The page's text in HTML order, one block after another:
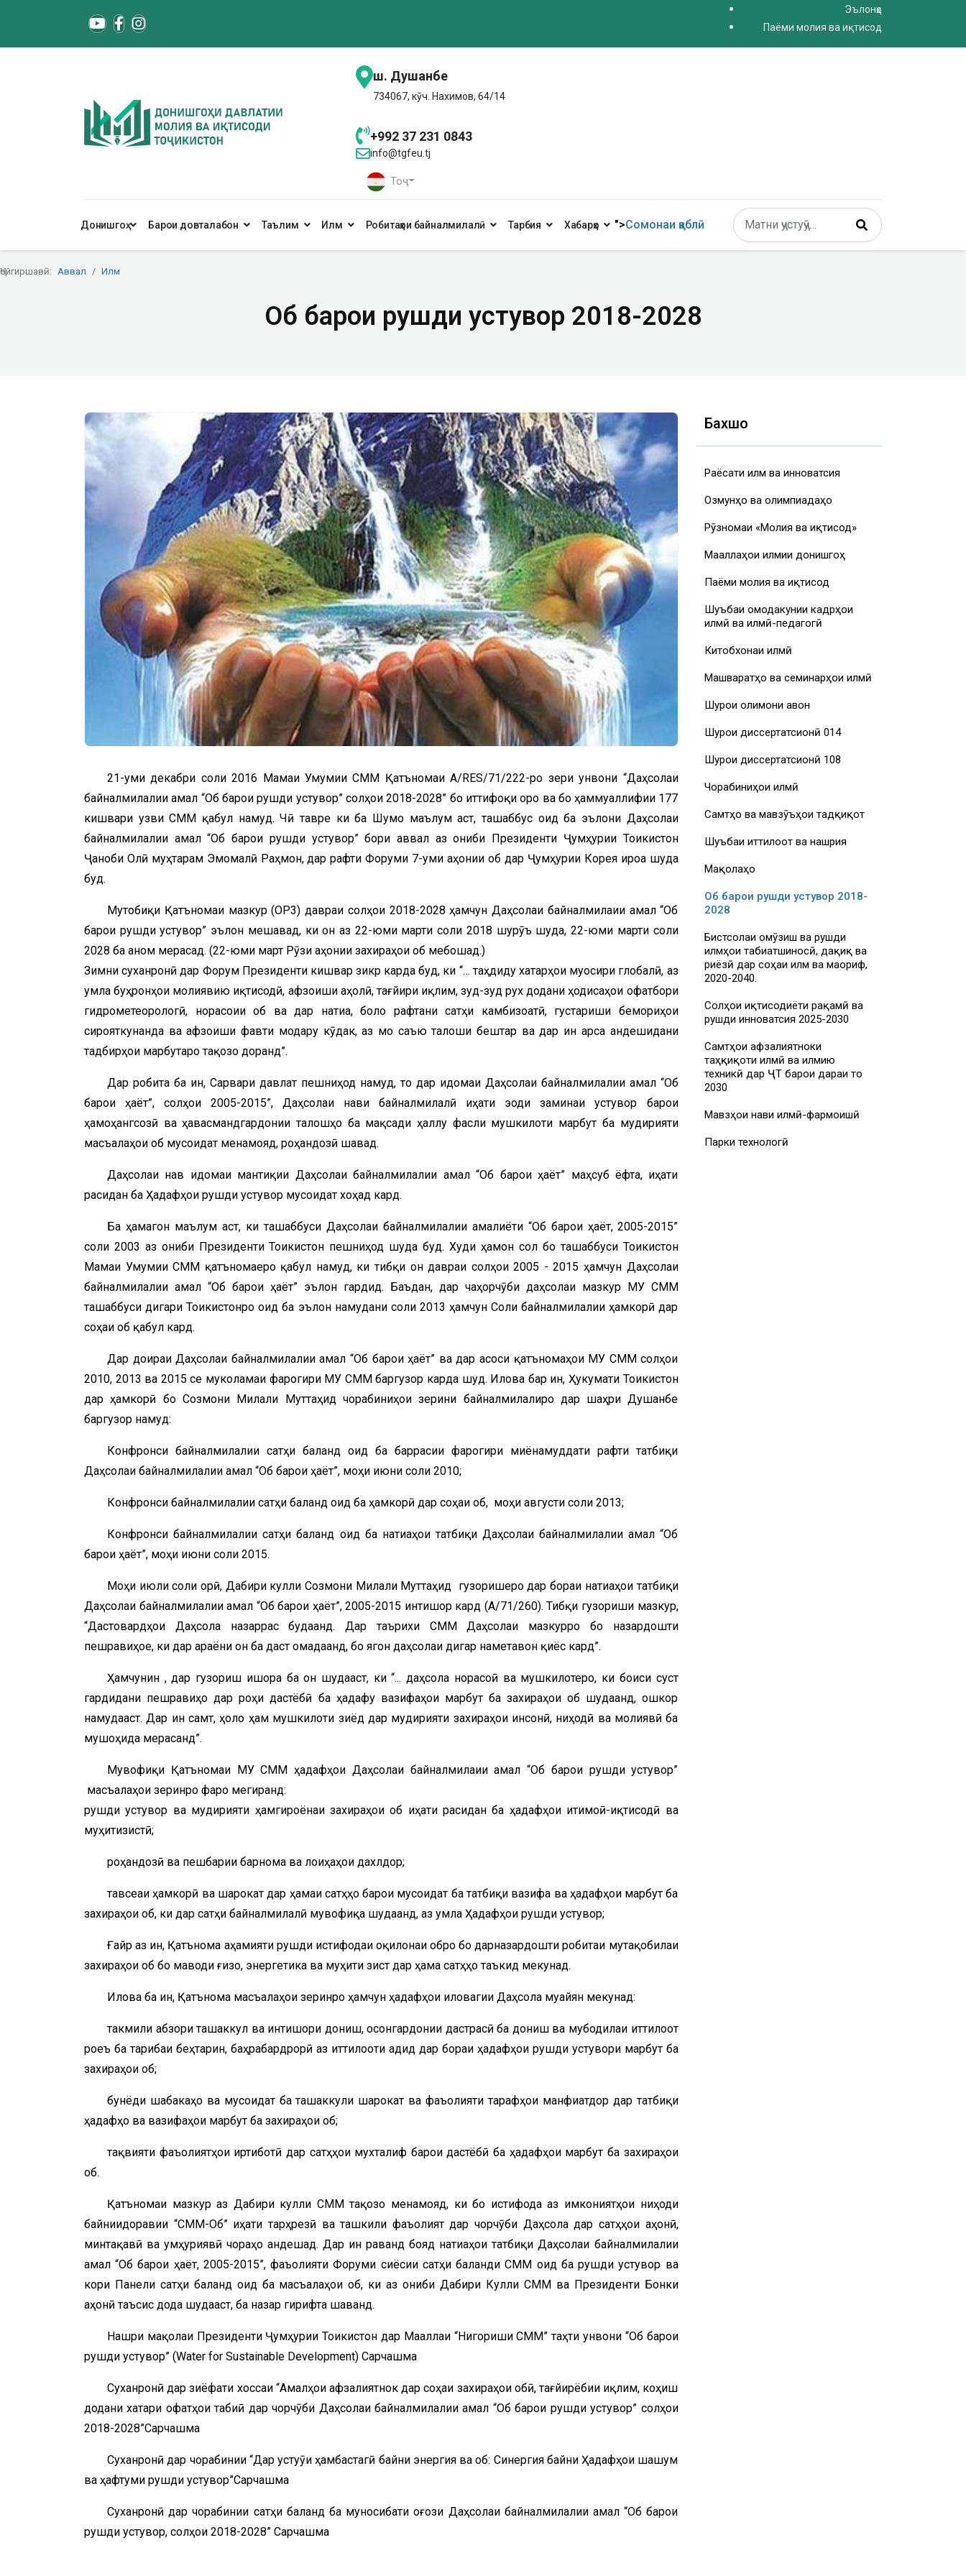
Эълонҳо
Паёми молия ва иқтисод
ш. Душанбе
734067, кӯч. Нахимов, 64/14
+992 37 231 0843
info@tgfeu.tj
Тоҷ
Донишгоҳ Барои довталабон Таълим Илм Робитаҳои байналмилалӣ Тарбия Хабарҳо ">Сомонаи қаблӣ
Поиск
Type 2 or more characters for results.
Ҷойгиршавӣ: Аввал Илм
Об барои рушди устувор 2018-2028
21-уми декабри соли 2016 Маҷмаи Умумии СММ Қатъномаи A/RES/71/222-ро зери унвони “Даҳсолаи
байналмилалии амал “Об барои рушди устувор” солҳои 2018-2028” бо иттифоқи оро ва бо ҳаммуаллифии 177
кишвари узви СММ қабул намуд. Чӣ тавре ки ба Шумо маълум аст, ташаббус оид ба эълони Даҳсолаи
байналмилалии амал “Об барои рушди устувор” бори аввал аз ҷониби Президенти Ҷумҳурии Тоҷикистон
Ҷаноби Олӣ муҳтарам Эмомалӣ Раҳмон, дар рафти Форуми 7-уми ҷаҳонии об дар Ҷумҳурии Корея ироа шуда
буд.
Мутобиқи Қатъномаи мазкур (ОР3) давраи солҳои 2018-2028 ҳамчун Даҳсолаи байналмилаии амал “Об
барои рушди устувор” эълон мешавад, ки он аз 22-юми марти соли 2018 шурӯъ шуда, 22-юми марти соли
2028 ба анҷом мерасад. (22-юми март Рӯзи ҷаҳонии захираҳои об мебошад.)
Зимни суханронӣ дар Форум Президенти кишвар зикр карда буд, ки “… таҳдиду хатарҳои муосири глобалӣ, аз
ҷумла буҳронҳои молиявию иқтисодӣ, афзоиши аҳолӣ, тағйири иқлим, зуд-зуд рух додани ҳодисаҳои офатбори
гидрометеорологӣ, норасоии об ва дар натиҷа, боло рафтани сатҳи камбизоатӣ, густариши бемориҳои
сирояткунанда ва афзоиши фавти модару кӯдак, аз мо саъю талоши бештар ва дар ин арса андешидани
тадбирҳои марбутаро тақозо доранд”.
Дар робита ба ин, Сарвари давлат пешниҳод намуд, то дар идомаи Даҳсолаи байналмилалии амал “Об
барои ҳаёт”, солҳои 2005-2015”, Даҳсолаи нави байналмилалӣ ҷиҳати эҷоди заминаи устувор барои
ҳамоҳангсозӣ ва ҳавасмандгардонии талошҳо ба мақсади ҳаллу фасли мушкилоти марбут ба мудирияти
масъалаҳои об мусоидат менамояд, роҳандозӣ шавад.
Даҳсолаи нав идомаи мантиқии Даҳсолаи байналмилалии амал “Об барои ҳаёт” маҳсуб ёфта, ҷиҳати
расидан ба Ҳадафҳои рушди устувор мусоидат хоҳад кард.
Ба ҳамагон маълум аст, ки ташаббуси Даҳсолаи байналмилалии амалиёти “Об барои ҳаёт, 2005-2015”
соли 2003 аз ҷониби Президенти Тоҷикистон пешниҳод шуда буд. Худи ҳамон сол бо ташаббуси Тоҷикистон
Маҷмаи Умумии СММ қатъномаеро қабул намуд, ки тибқи он давраи солҳои 2005 - 2015 ҳамчун Даҳсолаи
байналмилалии амал “Об барои ҳаёт” эълон гардид. Баъдан, дар чаҳорчӯби даҳсолаи мазкур МУ СММ
ташаббуси дигари Тоҷикистонро оид ба эълон намудани соли 2013 ҳамчун Соли байналмилалии ҳамкорӣ дар
соҳаи об қабул кард.
Дар доираи Даҳсолаи байналмилалии амал “Об барои ҳаёт” ва дар асоси қатъномаҳои МУ СММ солҳои
2010, 2013 ва 2015 се муколамаи фарогири МУ СММ баргузор карда шуд. Илова бар ин, Ҳукумати Тоҷикистон
дар ҳамкорӣ бо Созмони Милали Муттаҳид чорабиниҳои зерини байналмилалиро дар шаҳри Душанбе
баргузор намуд:
Конфронси байналмилалии сатҳи баланд оид ба баррасии фарогири миёнамуддати рафти татбиқи
Даҳсолаи байналмилалии амал “Об барои ҳаёт”, моҳи июни соли 2010;
Конфронси байналмилалии сатҳи баланд оид ба ҳамкорӣ дар соҳаи об, моҳи августи соли 2013;
Конфронси байналмилалии сатҳи баланд оид ба натиҷаҳои татбиқи Даҳсолаи байналмилалии амал “Об
барои ҳаёт”, моҳи июни соли 2015.
Моҳи июли соли ҷорӣ, Дабири кулли Созмони Милали Муттаҳид гузоришеро дар бораи натиҷаҳои татбиқи
Даҳсолаи байналмилалии амал “Об барои ҳаёт”, 2005-2015 интишор кард (A/71/260). Тибқи гузориши мазкур,
“Дастовардҳои Даҳсола назаррас будаанд. Дар таърихи СММ Даҳсолаи мазкурро бо назардошти
пешравиҳое, ки дар ҷараёни он ба даст омадаанд, бо ягон даҳсолаи дигар наметавон қиёс кард”.
Ҳамчунин , дар гузориш ишора ба он шудааст, ки “... даҳсола норасоӣ ва мушкилотеро, ки боиси суст
гардидани пешравиҳо дар роҳи дастёбӣ ба ҳадафу вазифаҳои марбут ба захираҳои об шудаанд, ошкор
намудааст. Дар ин самт, ҳоло ҳам мушкилоти зиёд дар мудирияти захираҳои инсонӣ, ниҳодӣ ва молиявӣ ба
мушоҳида мерасанд”.
Мувофиқи Қатъномаи МУ СММ ҳадафҳои Даҳсолаи байналмилаии амал “Об барои рушди устувор”
масъалаҳои зеринро фаро мегиранд:
рушди устувор ва мудирияти ҳамгироёнаи захираҳои об ҷиҳати расидан ба ҳадафҳои иҷтимоӣ-иқтисодӣ ва
муҳитизистӣ;
роҳандозӣ ва пешбарии барнома ва лоиҳаҳои дахлдор;
тавсеаи ҳамкорӣ ва шарокат дар ҳамаи сатҳҳо барои мусоидат ба татбиқи вазифа ва ҳадафҳои марбут ба
захираҳои об, ки дар сатҳи байналмилалӣ мувофиқа шудаанд, аз ҷумла Ҳадафҳои рушди устувор;
Ғайр аз ин, Қатънома аҳамияти рушди истифодаи оқилонаи обро бо дарназардошти робитаи мутақобилаи
захираҳои об бо маводи ғизо, энергетика ва муҳити зист дар ҳама сатҳҳо таъкид мекунад.
Илова ба ин, Қатънома масъалаҳои зеринро ҳамчун ҳадафҳои иловагии Даҳсола муайян мекунад:
такмили абзори ташаккул ва интишори дониш, осонгардонии дастрасӣ ба дониш ва мубодилаи иттилоот
роҷеъ ба таҷрибаи беҳтарин, баҳрабардрорӣ аз иттилооти ҷадид дар бораи ҳадафҳои рушди устувори марбут ба
захираҳои об;
бунёди шабакаҳо ва мусоидат ба ташаккули шарокат ва фаъолияти тарафҳои манфиатдор дар татбиқи
ҳадафҳо ва вазифаҳои марбут ба захираҳои об;
тақвияти фаъолиятҳои иртиботӣ дар сатҳҳои мухталиф барои дастёбӣ ба ҳадафҳои марбут ба захираҳои
об.
Қатъномаи мазкур аз Дабири кулли СММ тақозо менамояд, ки бо истифода аз имкониятҳои ниҳоди
байниидоравии “СММ-Об” ҷиҳати тарҳрезӣ ва ташкили фаъолият дар чорчӯби Даҳсола дар сатҳҳои ҷаҳонӣ,
минтақавӣ ва ҷумҳуриявӣ чораҳо андешад. Дар ин раванд бояд натиҷаҳои татбиқи Даҳсолаи байналмилалии
амал “Об барои ҳаёт, 2005-2015”, фаъолияти Форуми сиёсии сатҳи баланди СММ оид ба рушди устувор ва
кори Панели сатҳи баланд оид ба масъалаҳои об, ки аз ҷониби Дабири Кулли СММ ва Президенти Бонки
ҷаҳонӣ таъсис дода шудааст, ба назар гирифта шаванд.
Нашри мақолаи Президенти Ҷумҳурии Тоҷикистон дар Маҷаллаи “Нигориши СММ” таҳти унвони “Об барои
рушди устувор” (Water for Sustainable Development) Сарчашма
Суханронӣ дар зиёфати хоссаи “Амалҳои афзалиятнок дар соҳаи захираҳои обӣ, тағйирёбии иқлим, коҳиш
додани хатари офатҳои табиӣ дар чорчӯби Даҳсолаи байналмилалии амал “Об барои рушди устувор” солҳои
2018-2028”Сарчашма
Суханронӣ дар чорабинии “Дар ҷустуҷӯи ҳамбастагӣ байни энергия ва об: Синергия байни Ҳадафҳои шашум
ва ҳафтуми рушди устувор”Сарчашма
Суханронӣ дар чорабинии сатҳи баланд ба муносибати оғози Даҳсолаи байналмилалии амал “Об барои
рушди устувор, солҳои 2018-2028” Сарчашма
Бахшҳо
Раёсати илм ва инноватсия
Озмунҳо ва олимпиадаҳо
Рӯзномаи «Молия ва иқтисод»
Маҷаллаҳои илмии донишгоҳ
Паёми молия ва иқтисод
Шуъбаи омодакунии кадрҳои
илмӣ ва илмӣ-педагогӣ
Китобхонаи илмӣ
Машваратҳо ва семинарҳои илмӣ
Шурои олимони ҷавон
Шурои диссертатсионӣ 014
Шурои диссертатсионӣ 108
Чорабиниҳои илмӣ
Самтҳо ва мавзӯъҳои тадқиқот
Шуъбаи иттилоот ва нашрия
Мақолаҳо
Об барои рушди устувор 2018-
2028
Бистсолаи омӯзиш ва рушди
илмҳои табиатшиносӣ, дақиқ ва
риёзӣ дар соҳаи илм ва маориф,
2020-2040.
Солҳои иқтисодиёти рақамӣ ва
рушди инноватсия 2025-2030
Самтҳои афзалиятноки
таҳқиқоти илмӣ ва илмию
техникӣ дар ҶТ барои дараи то
2030
Мавзҳои нави илмӣ-фармоишӣ
Парки технологӣ